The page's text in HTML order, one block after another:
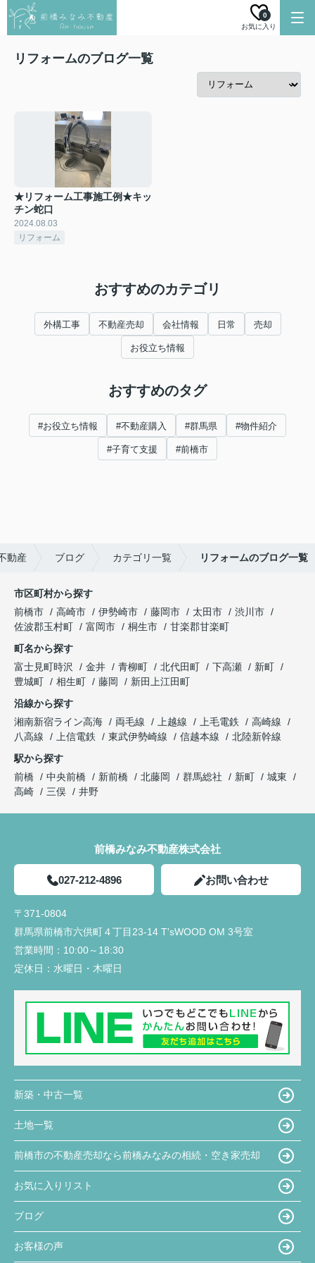
お気に入り
0
リフォームのブログ一覧
★リフォーム工事施工例★キッ
チン蛇口
2024.08.03
リフォーム
おすすめのカテゴリ
外構工事 不動産売却 会社情報 日常 売却
お役立ち情報
おすすめのタグ
#お役立ち情報 #不動産購入 #群馬県 #物件紹介
#子育て支援 #前橋市
動産 ブログ カテゴリ一覧 リフォームのブログ一覧
市区町村から探す
前橋市
高崎市 伊勢崎市 藤岡市 太田市
渋川市
佐波郡玉村町
富岡市 桐生市
甘楽郡甘楽町
町名から探す
富士見町時沢
金井 青柳町 北代田町 下高瀬
新町
豊城町
相生町 藤岡
新田上江田町
沿線から探す
湘南新宿ライン高海
両毛線 上越線 上毛電鉄
高崎線
八高線
上信電鉄 東武伊勢崎線 信越本線
北陸新幹線
駅から探す
前橋
中央前橋 新前橋 北藤岡 群馬総社 新町
城東
高崎
三俣 井野
前橋みなみ不動産株式会社
027-212-4896 お問い合わせ
〒371-0804
群馬県前橋市六供町４丁目23‐14 T'sWOOD OM 3号室
営業時間： 10:00～18:30
定休日： 水曜日・木曜日
新築・中古一覧
土地一覧
前橋市の不動産売却なら前橋みなみの相続・空き家売却
お気に入りリスト
ブログ
お客様の声